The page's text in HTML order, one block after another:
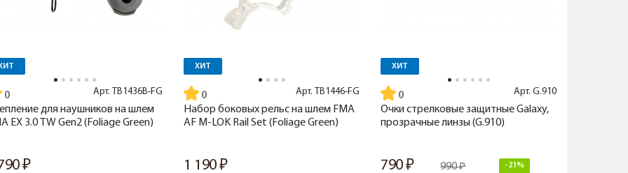
Арт. TB1436B-FG
для наушников на шлем
EX 3.0 TW Gen2 (Foliage Green)
ХИТ
Арт. TB1446-FG
Набор боковых рельс на шлем FMA
AF M-LOK Rail Set (Foliage Green)
1 190
ХИТ
Арт. G.910
Очки стрелковые защитные Galaxy,
прозрачные линзы (G.910)
790 990 -21%